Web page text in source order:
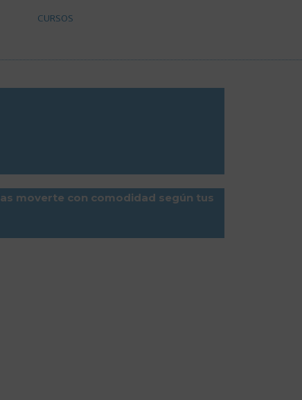
CURSOS
moverte con comodidad según tus